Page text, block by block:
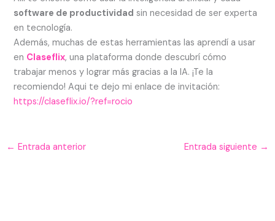
software de productividad sin necesidad de ser experta
en tecnología.
Además, muchas de estas herramientas las aprendí a usar
en Claseflix, una plataforma donde descubrí cómo
trabajar menos y lograr más gracias a la IA. ¡Te la
recomiendo! Aqui te dejo mi enlace de invitación:
https://claseflix.io/?ref=rocio
← Entrada anterior Entrada siguiente →